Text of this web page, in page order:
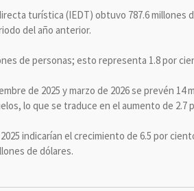
turística (IEDT) obtuvo 787.6
del año anterior.
de personas; esto representa 1.8 por
de 2025 y marzo de 2026 se prevén
lo que se traduce en el aumento de 2.7
indicarían el crecimiento de 6.5 por
de dólares.